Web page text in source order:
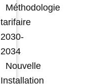
Méthodologie
tarifaire
2030-
2034
Nouvelle
Installation